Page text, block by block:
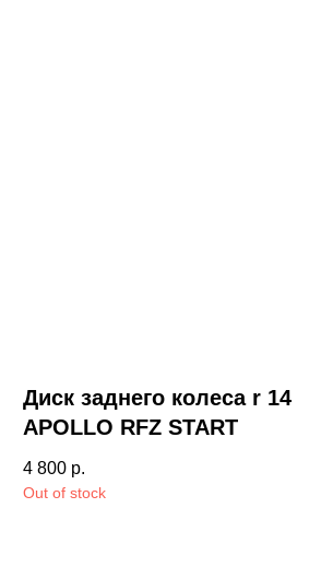
Диск заднего колеса r 14
APOLLO RFZ START
4 800 р.
Out of stock